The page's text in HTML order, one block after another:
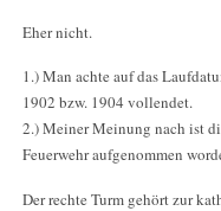
Eher nicht.
1.) Man achte auf das
1902 bzw. 1904 vollendet.
2.) Meiner Meinung nach ist
Feuerwehr aufgenommen
Der rechte Turm gehört zur